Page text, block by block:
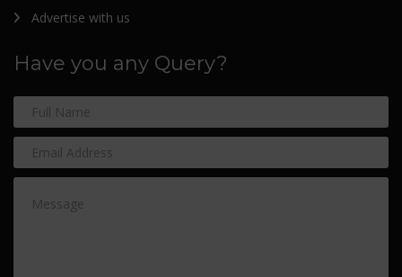
Advertise with us
Have you any Query?